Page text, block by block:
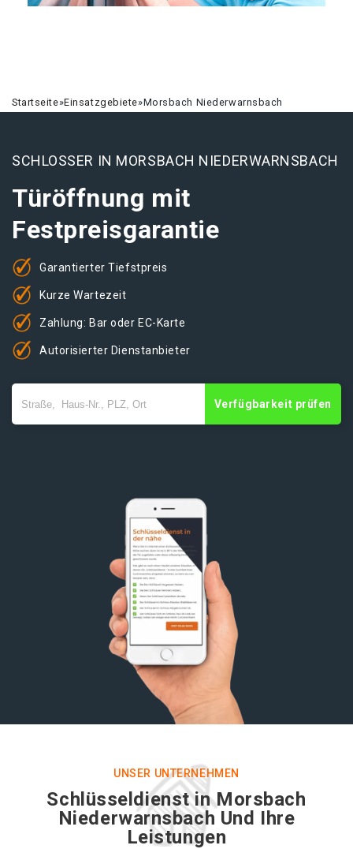
Startseite»Einsatzgebiete»Morsbach Niederwarnsbach
SCHLOSSER IN MORSBACH NIEDERWARNSBACH
Türöffnung mit
Festpreisgarantie
Garantierter Tiefstpreis
Kurze Wartezeit
Zahlung: Bar oder EC-Karte
Autorisierter Dienstanbieter
Verfügbarkeit prüfen
UNSER UNTERNEHMEN
Schlüsseldienst in Morsbach
Niederwarnsbach Und Ihre
Leistungen